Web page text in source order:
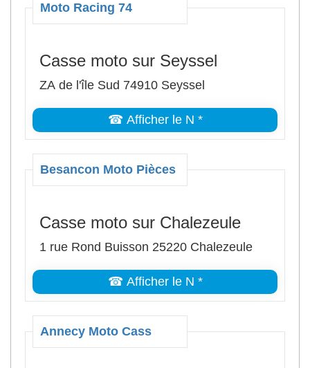
Moto Racing 74
Casse moto sur Seyssel
ZA de l'île Sud 74910 Seyssel
☎ Afficher le N *
Besancon Moto Pièces
Casse moto sur Chalezeule
1 rue Rond Buisson 25220 Chalezeule
☎ Afficher le N *
Annecy Moto Cass